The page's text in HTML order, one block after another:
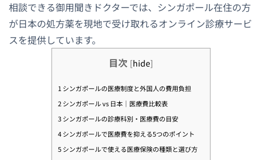
相談できる御用聞きドクターでは、シンガポール在住の方
が日本の処方薬を現地で受け取れるオンライン診療サービ
スを提供しています。
目次 [hide]
1 シンガポールの医療制度と外国人の費用負担
2シンガポール vs 日本｜医療費比較表
3シンガポールの診療科別・医療費の目安
4シンガポールで医療費を抑える5つのポイント
5シンガポールで使える医療保険の種類と選び方